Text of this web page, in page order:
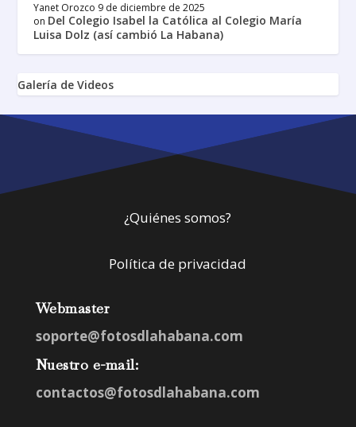
Yanet Orozco 9 de diciembre de 2025
on Del Colegio Isabel la Católica al Colegio María
Luisa Dolz (así cambió La Habana)
Galería de Videos
¿Quiénes somos?
Política de privacidad
Webmaster
soporte@fotosdlahabana.com
Nuestro e-mail:
contactos@fotosdlahabana.com